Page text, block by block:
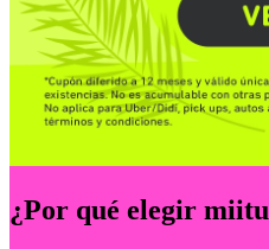
¿Por qué elegir